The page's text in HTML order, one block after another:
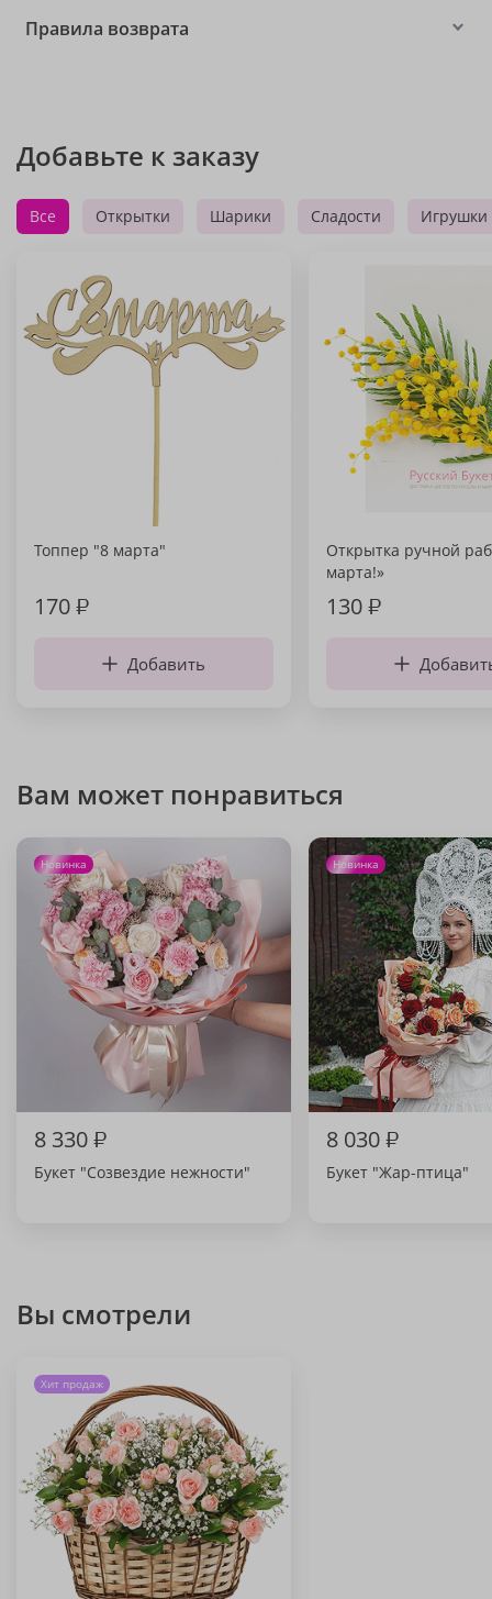
Правила возврата
Добавьте к заказу
Все Открытки Шарики Сладости Игрушки
Топпер "8 марта"
170₽
Добавить
Открытка ручной
марта!»
130₽
Вам может понравиться
Новинка
8 330₽
Букет "Созвездие нежности"
Новинка
8 030₽
Букет "Жар-птица"
Вы смотрели
Хит продаж